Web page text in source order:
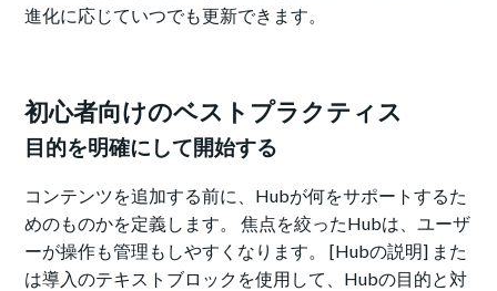
進化に応じていつでも更新できます。
初心者向けのベストプラクティス
目的を明確にして開始する
コンテンツを追加する前に、Hubが何をサポートするた
めのものかを定義します。 焦点を絞ったHubは、ユーザ
ーが操作も管理もしやすくなります。 [Hubの説明] また
は導入のテキストブロックを使用して、Hubの目的と対